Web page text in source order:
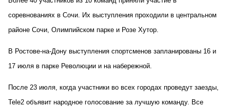
соревнованиях в Сочи. Их выступления проходили в центральном
районе Сочи, Олимпийском парке и Розе Хутор.
В Ростове-на-Дону выступления спортсменов запланированы 16 и
17 июля в парке Революции и на набережной.
После 23 июля, когда участники во всех городах проведут заезды,
Tele2 объявит народное голосование за лучшую команду. Все